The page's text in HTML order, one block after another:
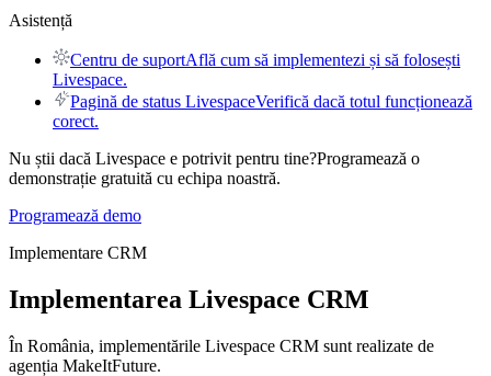
Asistență
Centru de suportAflă cum să implementezi și să folosești
Livespace.
Pagină de status LivespaceVerifică dacă totul funcționează
corect.
Nu știi dacă Livespace e potrivit pentru tine?Programează o
demonstrație gratuită cu echipa noastră.
Programează demo
Implementare CRM
Implementarea Livespace CRM
În România, implementările Livespace CRM sunt realizate de
agenția MakeItFuture.